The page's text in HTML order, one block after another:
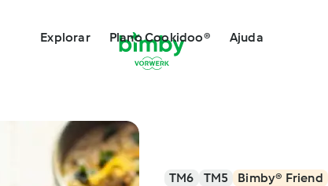
Explorar Plano Cookidoo® Ajuda
TM6 TM5 Bimby® Friend